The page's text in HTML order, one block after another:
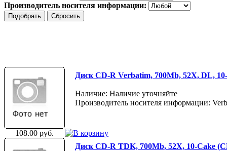
Производитель носителя информации:
Диск CD-R Verbatim, 700Mb, 52X, DL,
Наличие: Наличие уточняйте
Производитель носителя информации:
108.00 руб.
Диск CD-R TDK, 700Mb, 52X, 10-Cake